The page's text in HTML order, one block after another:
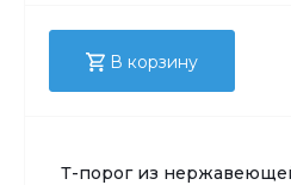
В корзину
Т-порог из